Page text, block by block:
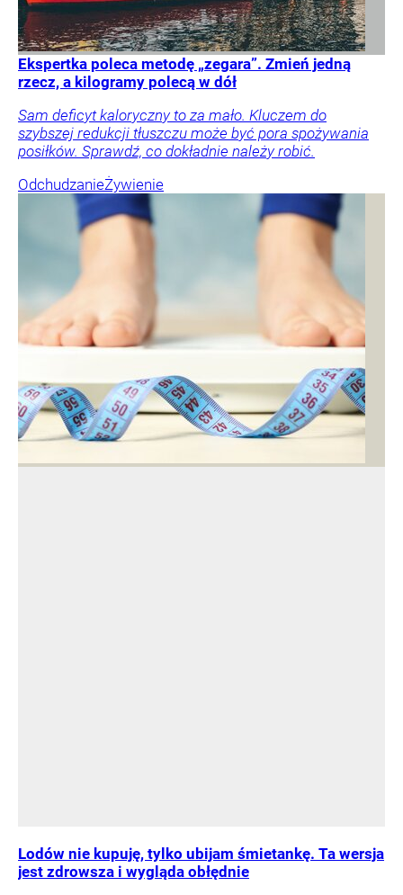
Ekspertka poleca metodę „zegara”. Zmień jedną
rzecz, a kilogramy polecą w dół
Sam deficyt kaloryczny to za mało. Kluczem do
szybszej redukcji tłuszczu może być pora spożywania
posiłków. Sprawdź, co dokładnie należy robić.
OdchudzanieŻywienie
Lodów nie kupuję, tylko ubijam śmietankę. Ta wersja
jest zdrowsza i wygląda obłędnie